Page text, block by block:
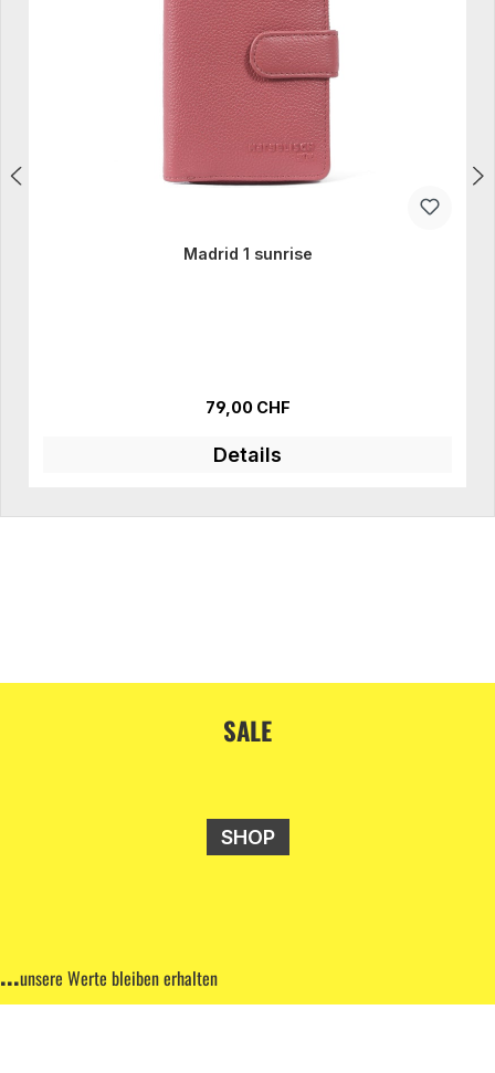
Madrid 1 sunrise
Regulärer Preis:
79,00 CHF
Details
SALE
SHOP
...unsere Werte bleiben erhalten